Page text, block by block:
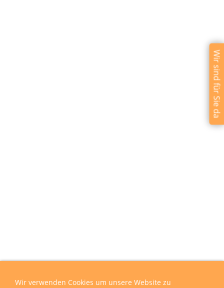
Wir sind für Sie da
Wir verwenden Cookies um unsere Website zu